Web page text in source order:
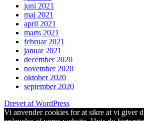
juni 2021
maj 2021
april 2021
marts 2021
februar 2021
januar 2021
december 2020
november 2020
oktober 2020
september 2020
Drevet af WordPress
Vi anvender cookies for at sikre at vi giver